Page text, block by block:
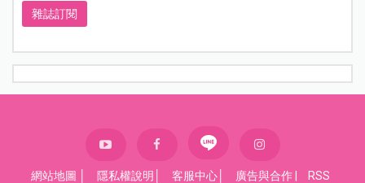
雜誌訂閱
網站地圖 隱私權說明 客服中心 廣告與合作 RSS